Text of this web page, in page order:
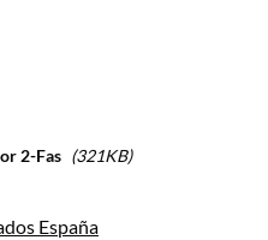
2-Fas 321KB
España